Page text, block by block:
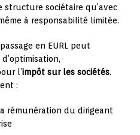
sociétaire qu’avec
à responsabilité limitée.
en EURL peut
l’impôt sur les sociétés.
:
rémunération du dirigeant